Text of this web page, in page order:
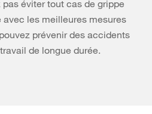
éviter tout cas de grippe
avec les meilleures mesures
prévenir des accidents
de longue durée.